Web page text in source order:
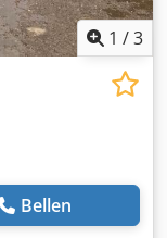
1 /3
Bellen